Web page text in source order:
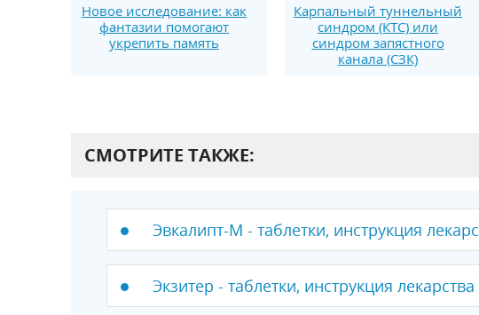
Новое исследование: как
фантазии помогают
укрепить память
Карпальный туннельный
синдром (КТС) или
синдром запястного
канала (СЗК)
СМОТРИТЕ ТАКЖЕ:
Эвкалипт-М - таблетки, инструкция
Экзитер - таблетки, инструкция лекарства